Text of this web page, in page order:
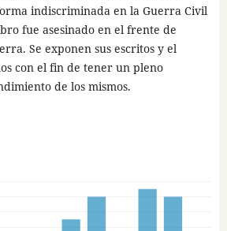
indiscriminada en la Guerra Civil
fue asesinado en el frente de
Se exponen sus escritos y el
con el fin de tener un pleno
de los mismos.